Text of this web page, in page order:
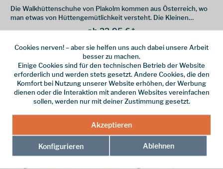
Die Walkhüttenschuhe von Plakolm kommen aus Österreich, wo
man etwas von Hüttengemütlichkeit versteht. Die Kleinen
können diese aber auch gut in der Kita tragen.
ab 22,95 € *
Warme Füße durch Hüttenschuhe
Hat man kalte Füße, friert man häufig auch am ganzen Körper. Gerade
im Winter sollte man nicht auf gute Hüttenschuhe verzichten.
Verkühlungen können so leicht verhindert werden und das
das aus gutem Grund. Wolle, Wildleder und Filz begünstigen die
Wärmeisolation des Fußes und verfügen über einen natürlichen
Kälteschutz. Eine Sohle aus Gummi oder Filz wehrt zusätzlich die
Bodenkälte ab. Für warme Füße auch im kältesten Winter ist die
Cookies nerven! – aber sie helfen uns auch dabei unsere Arbeit
besser zu machen.
Einige Cookies sind für den technischen Betrieb der Website
erforderlich und werden stets gesetzt. Andere Cookies, die den
Komfort bei Nutzung unserer Website erhöhen, der Werbung
dienen oder die Interaktion mit anderen Websites vereinfachen
sollen, werden nur mit deiner Zustimmung gesetzt.
Akzeptieren
Konfigurieren Ablehnen